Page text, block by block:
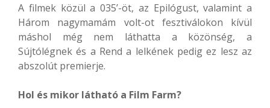
A filmek közül a 035’-öt, az Epilógust, valamint a
Három nagymamám volt-ot fesztiválokon kívül
máshol még nem láthatta a közönség, a
Sújtólégnek és a Rend a lelkének pedig ez lesz az
abszolút premierje.
Hol és mikor látható a Film Farm?